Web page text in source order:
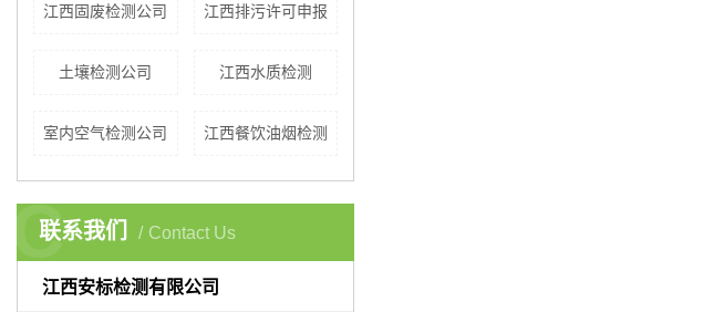
江西固废检测公司 江西排污许可申报
土壤检测公司 江西水质检测
室内空气检测公司 江西餐饮油烟检测
联系我们 Contact Us
C
江西安标检测有限公司